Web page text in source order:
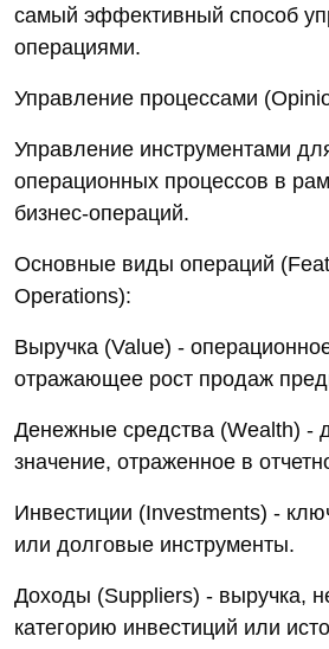
самый эффективный способ
операциями.
Управление процессами
Управление инструментами
операционных процессов в
бизнес-операций.
Основные виды операций
Operations):
Выручка (Value) -
отражающее рост продаж
Денежные средства (Wealth) -
значение, отраженное в
Инвестиции (Investments) -
или долговые инструменты.
Доходы (Suppliers) - выручка,
категорию инвестиций или